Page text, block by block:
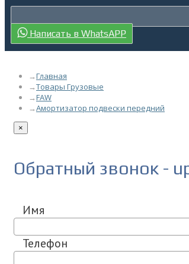
Написать в WhatsAPP
Главная
Товары Грузовые
FAW
Амортизатор подвески передний
×
Обратный звонок -
Имя
Телефон